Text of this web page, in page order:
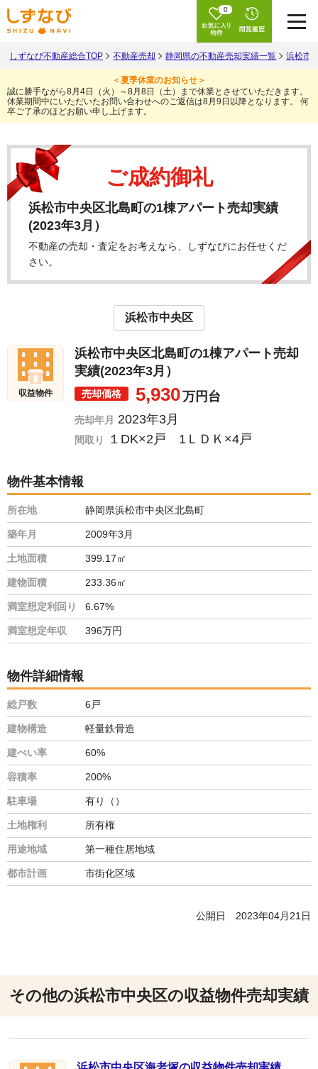
0
しずなび不動産総合TOP 不動産売却 静岡県の不動産売却実績一覧 浜松市
＜夏季休業のお知らせ＞
誠に勝手ながら8月4日（火）～8月8日（土）まで休業とさせていただきます。
休業期間中にいただいたお問い合わせへのご返信は8月9日以降となります。
何
卒ご了承のほどお願い申し上げます。
ご成約御礼
浜松市中央区北島町の1棟アパート売却実績
(2023年3月）
不動産の売却・査定をお考えなら、しずなびにお任せくだ
さい。
浜松市中央区
収益物件
浜松市中央区北島町の1棟アパート売却
実績(2023年3月）
売却価格 5,930万円台
売却年月 2023年3月
間取り １DK×2戸 1ＬＤＫ×4戸
物件基本情報
所在地 静岡県浜松市中央区北島町
築年月 2009年3月
土地面積 399.17㎡
建物面積 233.36㎡
満室想定利回り 6.67%
満室想定年収 396万円
物件詳細情報
総戸数 6戸
建物構造 軽量鉄骨造
建ぺい率 60%
容積率 200%
駐車場 有り（）
土地権利 所有権
用途地域 第一種住居地域
都市計画 市街化区域
公開日 2023年04月21日
その他の浜松市中央区の収益物件売却実績